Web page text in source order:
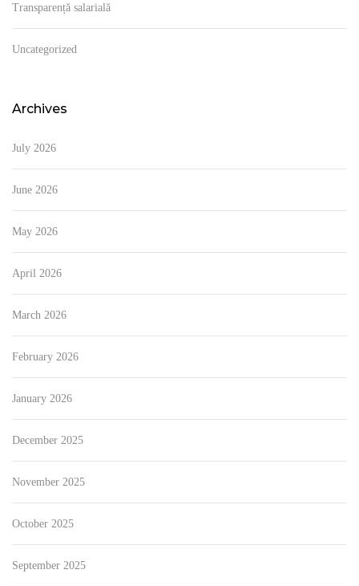
Transparență salarială
Uncategorized
Archives
July 2026
June 2026
May 2026
April 2026
March 2026
February 2026
January 2026
December 2025
November 2025
October 2025
September 2025